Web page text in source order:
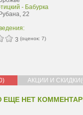
- Бабурка
22
3 (оценок: 7)
АКЦИИ И
НЕТ